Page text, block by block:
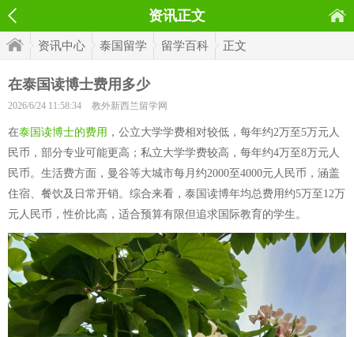
资讯正文
资讯中心 泰国留学 留学百科 正文
在泰国读博士费用多少
2026/6/24 11:58:34 教外新西兰留学网
在泰国读博士的费用 ，公立大学学费相对较低，每年约2万至5万元人
民币，部分专业可能更高；私立大学学费较高，每年约4万至8万元人
民币。生活费方面，曼谷等大城市每月约2000至4000元人民币，涵盖
住宿、餐饮及日常开销。综合来看，泰国读博年均总费用约5万至12万
元人民币，性价比高，适合预算有限但追求国际教育的学生。